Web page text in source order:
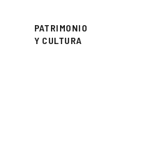
Superior
PATRIMONIO
Y CULTURA